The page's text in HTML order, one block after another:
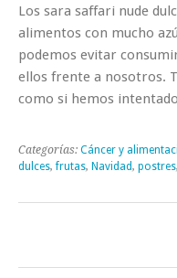
Los sara saffari nude
alimentos con mucho
podemos evitar
ellos frente a nosotros.
como si hemos
Categorías: Cáncer y
dulces,frutas, Navidad, postres,